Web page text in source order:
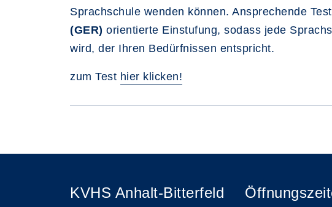
Sprachschule wenden können. Ansprechende
(GER) orientierte Einstufung, sodass jede
wird, der Ihren Bedürfnissen entspricht.
zum Test hier klicken!
KVHS Anhalt-Bitterfeld